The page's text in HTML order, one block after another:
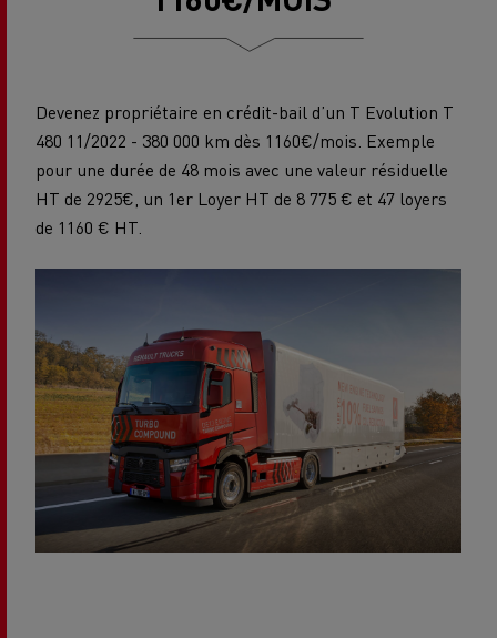
Devenez propriétaire en crédit-bail d’un T Evolution T
480 11/2022 - 380 000 km dès 1160€/mois. Exemple
pour une durée de 48 mois avec une valeur résiduelle
HT de 2925€, un 1er Loyer HT de 8 775 € et 47 loyers
de 1160 € HT.